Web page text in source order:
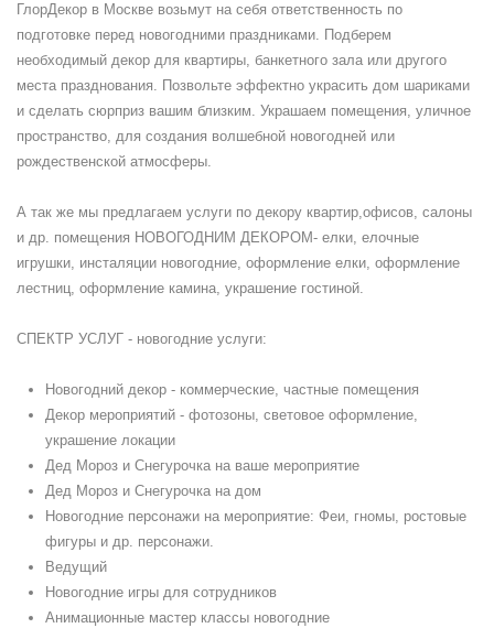
ГлорДекор в Москве возьмут на себя ответственность по
подготовке перед новогодними праздниками. Подберем
необходимый декор для квартиры, банкетного зала или другого
места празднования. Позвольте эффектно украсить дом шариками
и сделать сюрприз вашим близким. Украшаем помещения, уличное
пространство, для создания волшебной новогодней или
рождественской атмосферы.
А так же мы предлагаем услуги по декору квартир,офисов, салоны
и др. помещения НОВОГОДНИМ ДЕКОРОМ- елки, елочные
игрушки, инсталяции новогодние, оформление елки, оформление
лестниц, оформление камина, украшение гостиной.
СПЕКТР УСЛУГ - новогодние услуги:
Новогодний декор - коммерческие, частные помещения
Декор мероприятий - фотозоны, световое оформление,
украшение локации
Дед Мороз и Снегурочка на ваше мероприятие
Дед Мороз и Снегурочка на дом
Новогодние персонажи на мероприятие: Феи, гномы, ростовые
фигуры и др. персонажи.
Ведущий
Новогодние игры для сотрудников
Анимационные мастер классы новогодние